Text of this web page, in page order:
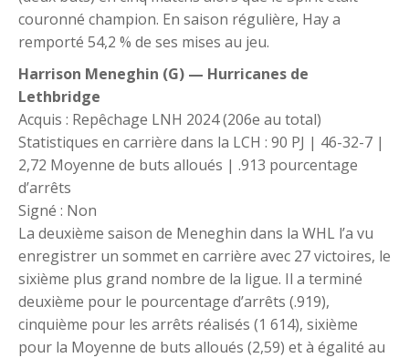
couronné champion. En saison régulière, Hay a
remporté 54,2 % de ses mises au jeu.
Harrison Meneghin (G) — Hurricanes de
Lethbridge
Acquis : Repêchage LNH 2024 (206e au total)
Statistiques en carrière dans la LCH : 90 PJ | 46-32-7 |
2,72 Moyenne de buts alloués | .913 pourcentage
d’arrêts
Signé : Non
La deuxième saison de Meneghin dans la WHL l’a vu
enregistrer un sommet en carrière avec 27 victoires, le
sixième plus grand nombre de la ligue. Il a terminé
deuxième pour le pourcentage d’arrêts (.919),
cinquième pour les arrêts réalisés (1 614), sixième
pour la Moyenne de buts alloués (2,59) et à égalité au